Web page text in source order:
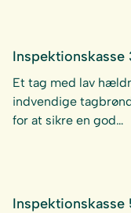
Inspektionskasse
Et tag med lav
indvendige
for at sikre en god…
Inspektionskasse